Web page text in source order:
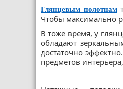
Глянцевым полотнам
Чтобы максимально
В тоже время, у
обладают
достаточно
предметов